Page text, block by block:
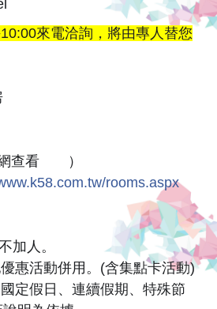
來電洽詢，將由專人替您
查看
）
rooms.aspx
加人。
惠活動併用。(含集點卡活動)
定假日、連續假期、特殊節